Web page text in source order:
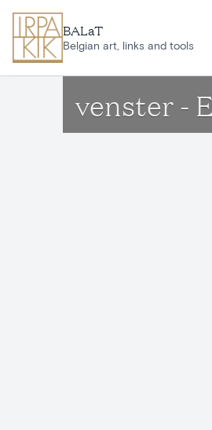
BALaT
Belgian art, links and tools
venster -